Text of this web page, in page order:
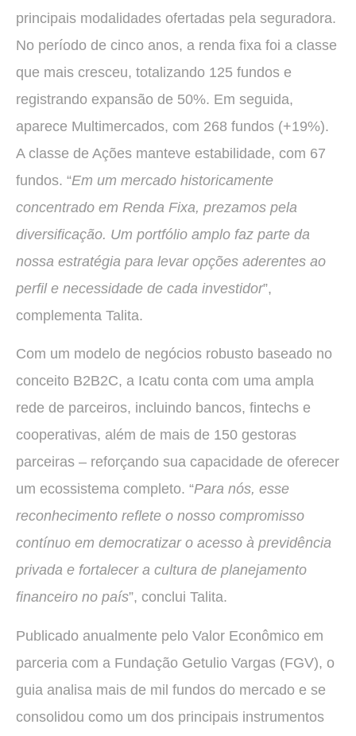
principais modalidades ofertadas pela seguradora.
No período de cinco anos, a renda fixa foi a classe
que mais cresceu, totalizando 125 fundos e
registrando expansão de 50%. Em seguida,
aparece Multimercados, com 268 fundos (+19%).
A classe de Ações manteve estabilidade, com 67
fundos. “Em um mercado historicamente
concentrado em Renda Fixa, prezamos pela
diversificação. Um portfólio amplo faz parte da
nossa estratégia para levar opções aderentes ao
perfil e necessidade de cada investidor”,
complementa Talita.
Com um modelo de negócios robusto baseado no
conceito B2B2C, a Icatu conta com uma ampla
rede de parceiros, incluindo bancos, fintechs e
cooperativas, além de mais de 150 gestoras
parceiras – reforçando sua capacidade de oferecer
um ecossistema completo. “Para nós, esse
reconhecimento reflete o nosso compromisso
contínuo em democratizar o acesso à previdência
privada e fortalecer a cultura de planejamento
financeiro no país”, conclui Talita.
Publicado anualmente pelo Valor Econômico em
parceria com a Fundação Getulio Vargas (FGV), o
guia analisa mais de mil fundos do mercado e se
consolidou como um dos principais instrumentos